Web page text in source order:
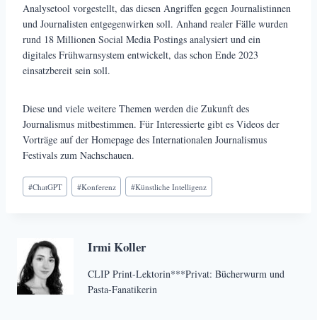
Analysetool vorgestellt, das diesen Angriffen gegen Journalistinnen
und Journalisten entgegenwirken soll. Anhand realer Fälle wurden
rund 18 Millionen Social Media Postings analysiert und ein
digitales Frühwarnsystem entwickelt, das schon Ende 2023
einsatzbereit sein soll.
Diese und viele weitere Themen werden die Zukunft des
Journalismus mitbestimmen. Für Interessierte gibt es Videos der
Vorträge auf der Homepage des Internationalen Journalismus
Festivals zum Nachschauen.
Schlagworte:
#ChatGPT #Konferenz #Künstliche Intelligenz
Irmi Koller
CLIP Print-Lektorin***Privat: Bücherwurm und
Pasta-Fanatikerin